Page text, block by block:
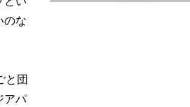
のな
と団
アパ